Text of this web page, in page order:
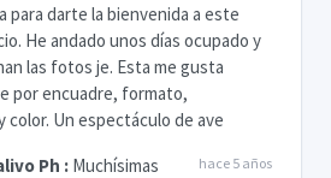
para darte la bienvenida a este
He andado unos días ocupado y
las fotos je. Esta me gusta
por encuadre, formato,
color. Un espectáculo de ave
Ph : hace 5 años
Muchísimas